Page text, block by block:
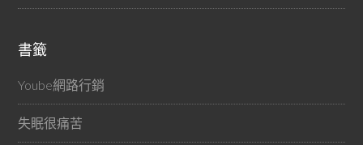
書籤
Yoube網路行銷
失眠很痛苦